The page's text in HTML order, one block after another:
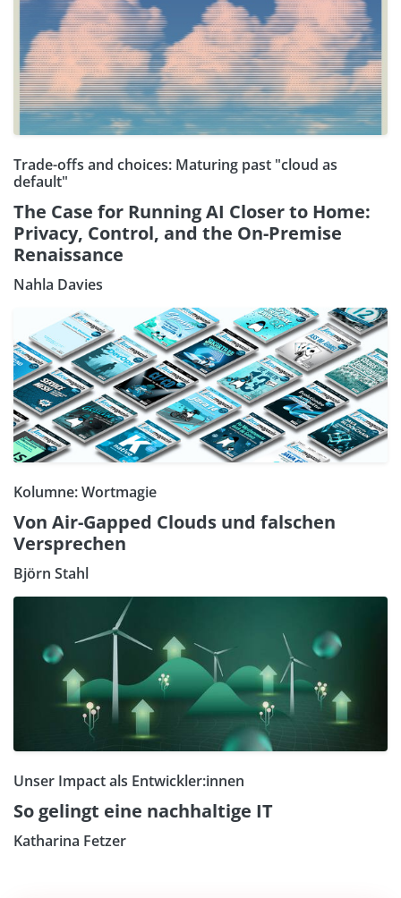
Trade-offs and choices: Maturing past "cloud as
default"
The Case for Running AI Closer to Home:
Privacy, Control, and the On-Premise
Renaissance
Nahla Davies
Kolumne: Wortmagie
Von Air-Gapped Clouds und falschen
Versprechen
Björn Stahl
Unser Impact als Entwickler:innen
So gelingt eine nachhaltige IT
Katharina Fetzer